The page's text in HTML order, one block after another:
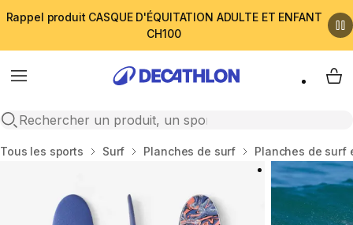
Rappel produit CASQUE D'ÉQUITATION ADULTE ET ENFANT
CH100
Menu
Open search
My
Accueil
Tous les sports Surf Planches de surf Planches de surf